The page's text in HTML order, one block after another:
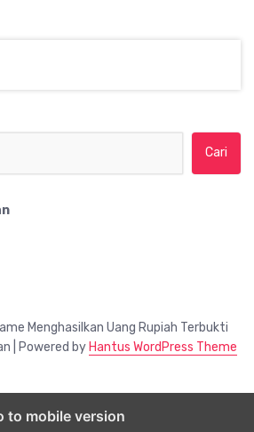
Menghasilkan Uang Rupiah Terbukti
| Powered by Hantus WordPress Theme
to mobile version